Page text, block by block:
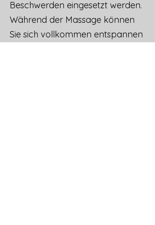
Beschwerden eingesetzt werden.
Während der Massage können
Sie sich vollkommen entspannen